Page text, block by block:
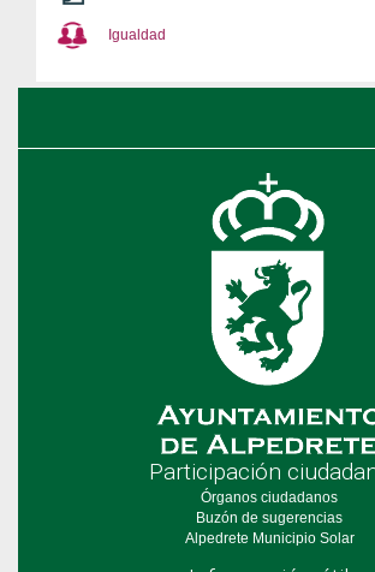
Igualdad
Participación
Órganos ciudadanos
Buzón de sugerencias
Alpedrete Municipio Solar